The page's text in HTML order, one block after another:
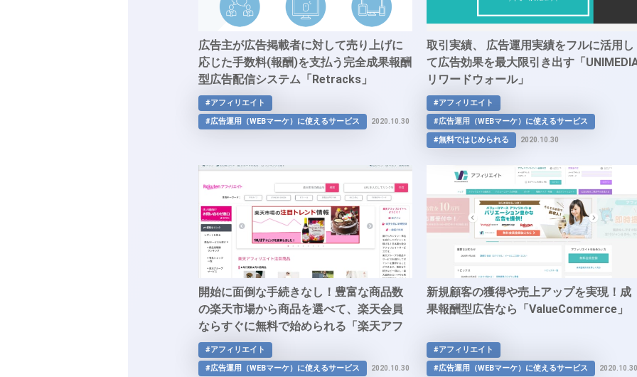
広告主が広告掲載者に対して売り上げに
応じた手数料(報酬)を支払う完全成果報酬
型広告配信システム「Retracks」
#アフィリエイト
#広告運用（WEBマーケ）に使えるサービス
2020.10.30
取引実績、 広告運用実績をフルに活用し
て広告効果を最大限引き出す「
リワードウォール」
#アフィリエイト
#広告運用（WEBマーケ）に使えるサービス
#無料ではじめられる
2020.10.30
開始に面倒な手続きなし！豊富な商品数
の楽天市場から商品を選べて、楽天会員
ならすぐに無料で始められる「楽天アフ
ィリエイト」
#アフィリエイト
#広告運用（WEBマーケ）に使えるサービス
2020.10.30
新規顧客の獲得や売上アップを実現！成
果報酬型広告なら「ValueCommerce」
#アフィリエイト
#広告運用（WEBマーケ）に使えるサービス
2020.10.30